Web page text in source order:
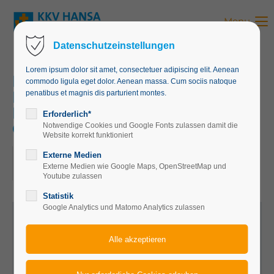
Login
Benutzername
Passwort
Anmelden
Register|Lost your password?
Lorem ipsum dolor sit amet:
Menu
MiMM Mittags in Münchens
Mitte Erfahrungen und
Erlebnisse eines
Gefängnisseelsorgers
29.07.2026, 10:00
ORT: KKV HANSA MÜNCHEN, HANSA-HAUS
Datenschutzeinstellungen
Lorem ipsum dolor sit amet, consectetuer adipiscing elit. Aenean
commodo ligula eget dolor. Aenean massa. Cum sociis natoque
penatibus et magnis dis parturient montes.
Erforderlich*
Notwendige Cookies und Google Fonts zulassen damit die
Website korrekt funktioniert
Externe Medien
Externe Medien wie Google Maps, OpenStreetMap und
Youtube zulassen
Statistik
Google Analytics und Matomo Analytics zulassen